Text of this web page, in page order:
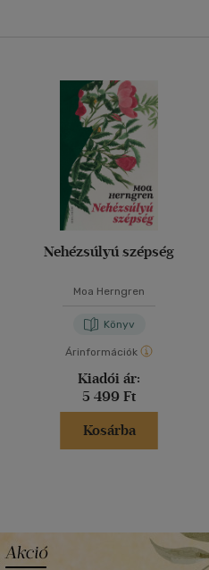
Nehézsúlyú szépség
Moa Herngren
Könyv
Árinformációk
Kiadói ár:
5 499 Ft
Kosárba